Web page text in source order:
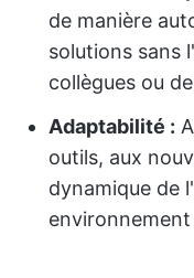
de manière
solutions sans
collègues ou
Adaptabilité :
outils, aux
dynamique de